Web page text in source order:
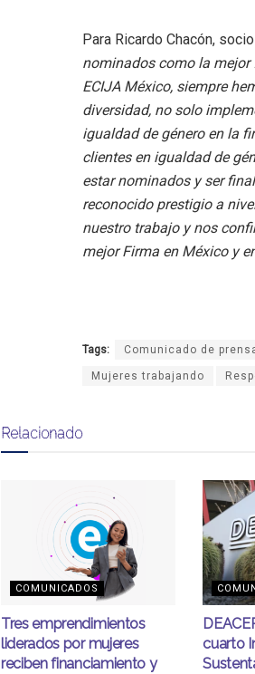
Para Ricardo Chacón,
nominados como la mejor
ECIJA México, siempre
diversidad, no solo
igualdad de género en la
clientes en igualdad de
estar nominados y ser
reconocido prestigio a
nuestro trabajo y nos
mejor Firma en México y
Tags: Comunicado de
Mujeres trabajando
Relacionado
COMUNICADOS
Tres emprendimientos
liderados por mujeres
reciben financiamiento y
cuarto